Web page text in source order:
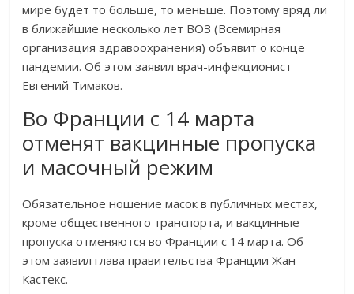
мире будет то больше, то меньше. Поэтому вряд ли
в ближайшие несколько лет ВОЗ (Всемирная
организация здравоохранения) объявит о конце
пандемии. Об этом заявил врач-инфекционист
Евгений Тимаков.
Во Франции с 14 марта
отменят вакцинные пропуска
и масочный режим
Обязательное ношение масок в публичных местах,
кроме общественного транспорта, и вакцинные
пропуска отменяются во Франции с 14 марта. Об
этом заявил глава правительства Франции Жан
Кастекс.